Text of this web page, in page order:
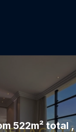
522m² total